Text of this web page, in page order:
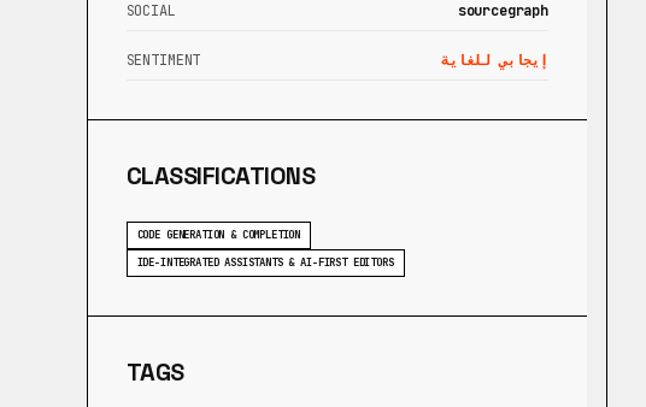
SOCIAL sourcegraph
SENTIMENT إيجابي للغاية
CLASSIFICATIONS
CODE GENERATION & COMPLETION
IDE-INTEGRATED ASSISTANTS & AI-FIRST EDITORS
TAGS